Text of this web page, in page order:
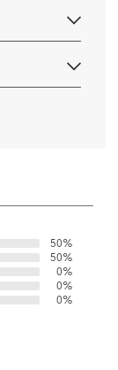
50%
50%
0%
0%
0%